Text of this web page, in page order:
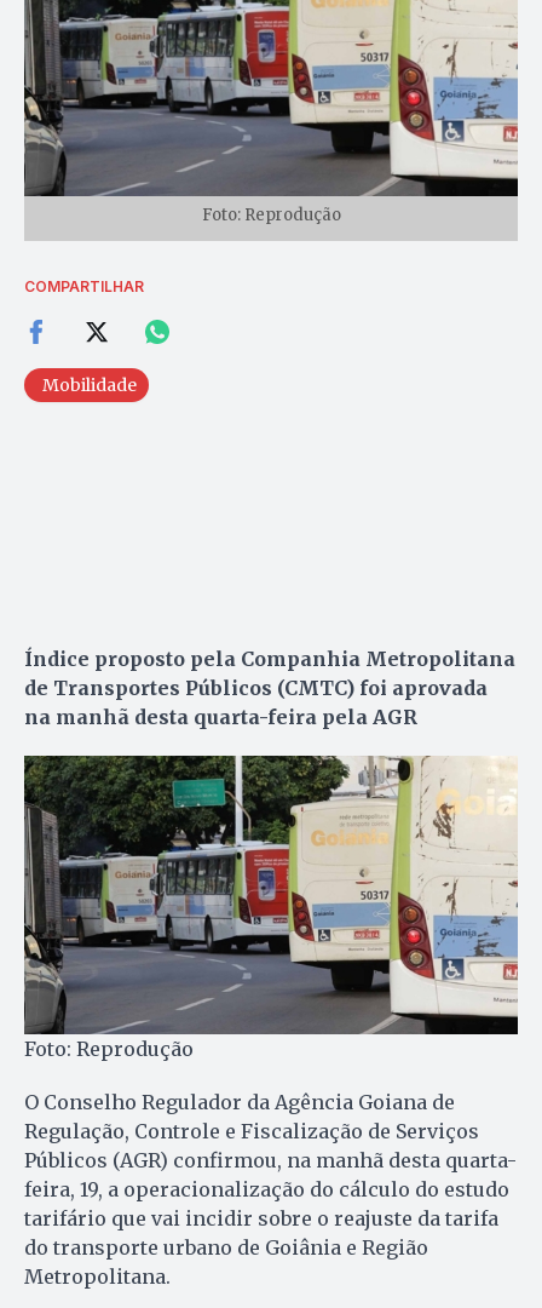
Foto: Reprodução
COMPARTILHAR
Mobilidade
Índice proposto pela Companhia Metropolitana
de Transportes Públicos (CMTC) foi aprovada
na manhã desta quarta-feira pela AGR
Foto: Reprodução
O Conselho Regulador da Agência Goiana de
Regulação, Controle e Fiscalização de Serviços
Públicos (AGR) confirmou, na manhã desta quarta-
feira, 19, a operacionalização do cálculo do estudo
tarifário que vai incidir sobre o reajuste da tarifa
do transporte urbano de Goiânia e Região
Metropolitana.